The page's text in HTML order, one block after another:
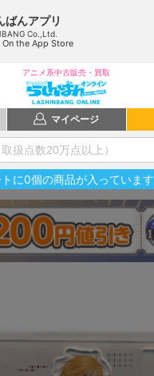
ばんアプリ
Co.,Ltd.
On the App Store
アニメ系中古販売・買取
マイページ
に0個の商品が入っています